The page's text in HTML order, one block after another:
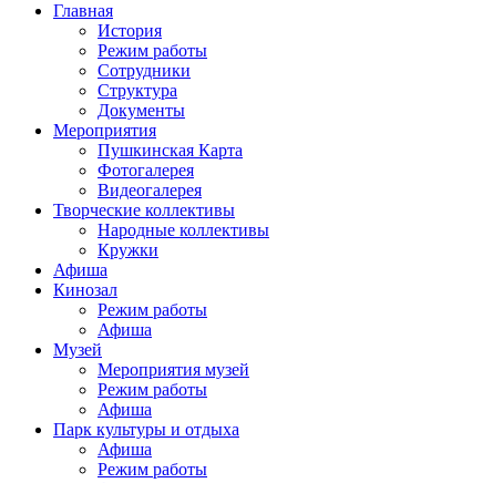
Главная
История
Режим работы
Сотрудники
Структура
Документы
Мероприятия
Пушкинская Карта
Фотогалерея
Видеогалерея
Творческие коллективы
Народные коллективы
Кружки
Афиша
Кинозал
Режим работы
Афиша
Музей
Мероприятия музей
Режим работы
Афиша
Парк культуры и отдыха
Афиша
Режим работы